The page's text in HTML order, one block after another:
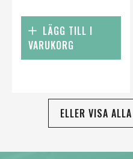
LÄGG TILL I
VARUKORG
ELLER VISA